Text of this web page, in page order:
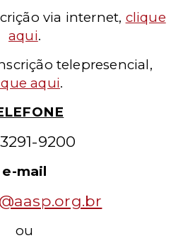
via internet, clique
aqui.
telepresencial,
aqui.
3291-9200
e-mail
ou